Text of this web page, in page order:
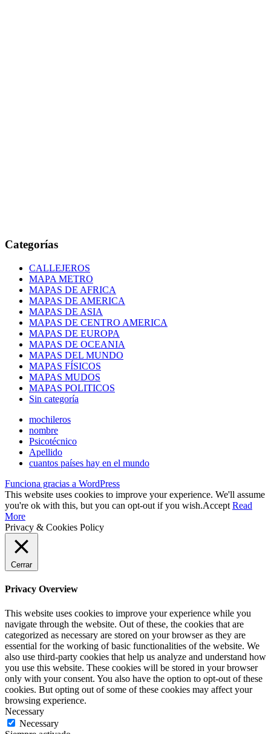
Categorías
CALLEJEROS
MAPA METRO
MAPAS DE AFRICA
MAPAS DE AMERICA
MAPAS DE ASIA
MAPAS DE CENTRO AMERICA
MAPAS DE EUROPA
MAPAS DE OCEANIA
MAPAS DEL MUNDO
MAPAS FÍSICOS
MAPAS MUDOS
MAPAS POLITICOS
Sin categoría
mochileros
nombre
Psicotécnico
Apellido
cuantos países hay en el mundo
Funciona gracias a WordPress
This website uses cookies to improve your experience. We'll assume
you're ok with this, but you can opt-out if you wish.Accept Read
More
Privacy & Cookies Policy
Cerrar
Privacy Overview
This website uses cookies to improve your experience while you
navigate through the website. Out of these, the cookies that are
categorized as necessary are stored on your browser as they are
essential for the working of basic functionalities of the website. We
also use third-party cookies that help us analyze and understand how
you use this website. These cookies will be stored in your browser
only with your consent. You also have the option to opt-out of these
cookies. But opting out of some of these cookies may affect your
browsing experience.
Necessary
Necessary